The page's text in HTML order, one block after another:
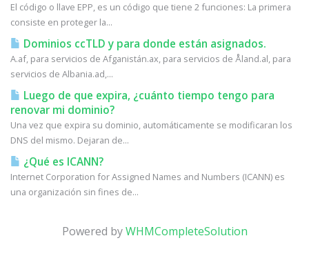
El código o llave EPP, es un código que tiene 2 funciones: La primera
consiste en proteger la...
Dominios ccTLD y para donde están asignados.
A.af, para servicios de Afganistán.ax, para servicios de Åland.al, para
servicios de Albania.ad,...
Luego de que expira, ¿cuánto tiempo tengo para
renovar mi dominio?
Una vez que expira su dominio, automáticamente se modificaran los
DNS del mismo. Dejaran de...
¿Qué es ICANN?
Internet Corporation for Assigned Names and Numbers (ICANN) es
una organización sin fines de...
Powered byWHMCompleteSolution